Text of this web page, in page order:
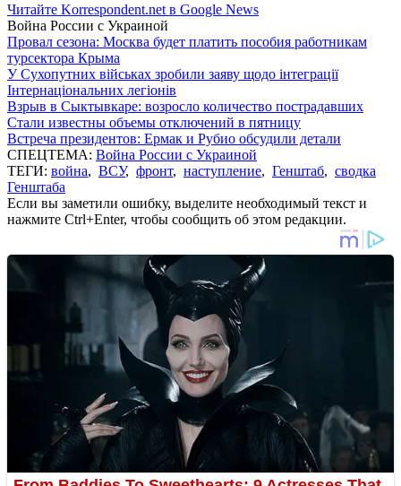
Читайте Korrespondent.net в Google News
Война России с Украиной
Провал сезона: Москва будет платить пособия работникам
турсектора Крыма
У Сухопутних військах зробили заяву щодо інтеграції
Інтернаціональних легіонів
Взрыв в Сыктывкаре: возросло количество пострадавших
Стали известны объемы отключений в пятницу
Встреча президентов: Ермак и Рубио обсудили детали
СПЕЦТЕМА: Война России с Украиной
ТЕГИ: война, ВСУ, фронт, наступление, Генштаб, сводка
Генштаба
Если вы заметили ошибку, выделите необходимый текст и
нажмите Ctrl+Enter, чтобы сообщить об этом редакции.